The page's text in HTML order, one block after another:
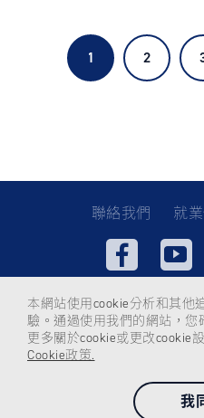
1 2
聯絡我們 就
為提供您最佳的瀏覽品質與網站體驗
Safari瀏覽器，
本網站使用cookie分析和其他
驗。通過使用我們的網站，您
更多關於cookie或更改cookie
Cookie政策.
我